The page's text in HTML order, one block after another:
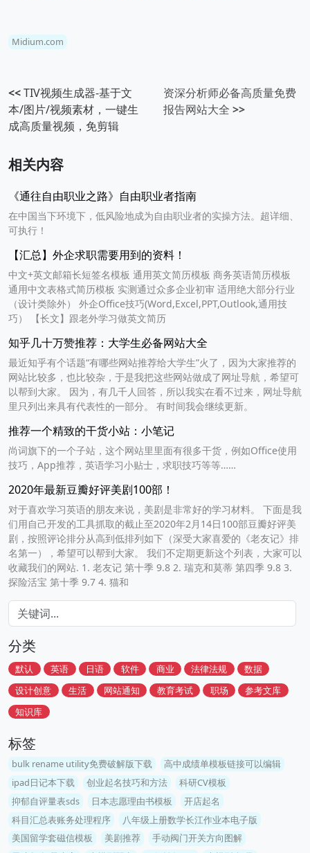
Midium.com
<<TIV视频生成器-基于文
本/图片/视频素材，一键生
成高质量视频，免剪辑
资深分析师必备高质量免费
报告网站大全 >>
相关内容
《通往自由职业之路》自由职业者指南
在中国当下环境下，低风险地成为自由职业者的实操方法。超详细、
可执行！
【汇总】外企求职需要用到的资料！
中文+英文邮箱长短签名模板 通用英文简历模板 商务英语简历模板
通用中文表格式简历模板 实测通过众多企业初审 适用绝大部分行业
（设计类除外） 外企Office技巧(Word,Excel,PPT,Outlook,通用技
巧） 【长文】跟老外学习做英文简历
知乎几十万赞推荐：大学生必备网站大全
最近知乎有个话题“有哪些网站推荐给大学生”火了，因为大家推荐的
网站比较多，也比较杂，于是我把这些网站做成了网址导航，希望可
以帮到大家。 因为，有几千人回答，所以我实在看不过来，网址导航
里只列出来具有代表性的一部分。 有时间我会继续更新。
推荐一个精致的干货小站：小笔记
尚词旗下的一个子站，这个网站里里面有很多干货，例如Office使用
技巧，App推荐，英语学习小贴士，求职技巧等等……
2020年最新豆瓣好评美剧100部！
对于喜欢学习英语的朋友来说，美剧是非常好的学习材料。 下面是我
们用自己开发的工具抓取的截止至2020年2月14日100部豆瓣好评美
剧，按照评论排分从高到低排列如下（深受大家喜爱的《老友记》排
名第一），希望可以帮到大家。 我们不定期更新这个列表，大家可以
收藏我们的网站. 1. 老友记 第十季 9.8 2. 瑞克和莫蒂 第四季 9.8 3.
探险活宝 第十季 9.7 4. 猫和
分类
默认 英语 日语 软件 商业 法律法规
数据
设计创意
生活 网站通知 教育考试 职场
参考文库
知识库
标签
bulk rename utility免费破解版下载
高中成绩单模板链接可以编辑
ipad日记本下载
创业起名技巧和方法
科研CV模板
抑郁自评量表sds
日本志愿理由书模板
开店起名
科目汇总表账务处理程序
八年级上册数学长江作业本电子版
美国留学套磁信模板
美剧推荐
手动阀门开关方向图解